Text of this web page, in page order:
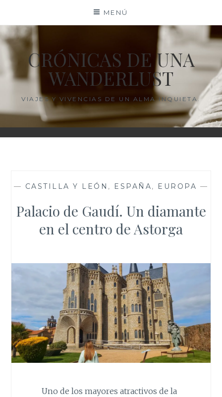
contenido
MENÚ
CRÓNICAS DE UNA
WANDERLUST
VIAJES Y VIVENCIAS DE UN ALMA INQUIETA.
— CASTILLA Y LEÓN , ESPAÑA, EUROPA —
Palacio de Gaudí. Un diamante
en el centro de Astorga
Uno de los mayores atractivos de la